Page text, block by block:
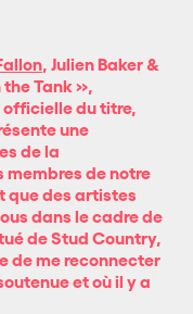
, Julien Baker &
Tank»,
officielle du titre,
une
de la
membres de notre
que des artistes
dans le cadre de
de Stud Country,
de me reconnecter
et où il y a